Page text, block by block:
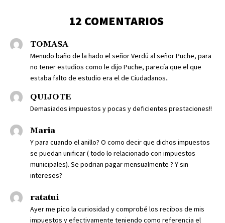
12 COMENTARIOS
TOMASA
Menudo baño de la hado el señor Verdú al señor Puche, para
no tener estudios como le dijo Puche, parecía que el que
estaba falto de estudio era el de Ciudadanos..
QUIJOTE
Demasiados impuestos y pocas y deficientes prestaciones!!
Maria
Y para cuando el anillo? O como decir que dichos impuestos
se puedan unificar ( todo lo relacionado con impuestos
municipales). Se podrian pagar mensualmente ? Y sin
intereses?
ratatui
Ayer me pico la curiosidad y comprobé los recibos de mis
impuestos y efectivamente teniendo como referencia el